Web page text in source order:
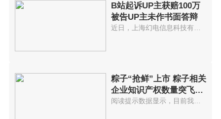
B站起诉UP主获赔100万
被告UP主未作书面答辩
粽子“抢鲜”上市 粽子相关
企业知识产权数量突飞猛
进